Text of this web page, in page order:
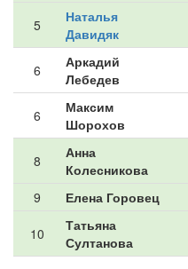
5
Наталья
Давидяк
6
Аркадий
Лебедев
6
Максим
Шорохов
8
Анна
Колесникова
9 Елена Горовец
10
Татьяна
Султанова